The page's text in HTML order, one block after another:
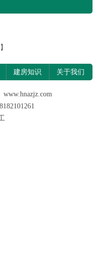
建房知识 关于我们